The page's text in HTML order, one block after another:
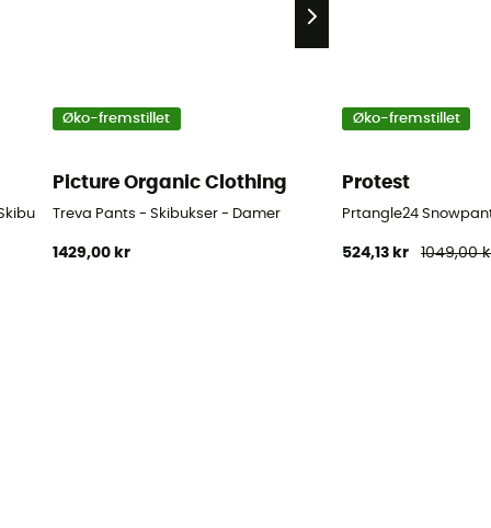
- Damer
Øko-fremstillet
Picture Organic Clothing
Treva Pants - Skibukser - Damer
1429,00 kr
Øko-fremstillet
Protest
Prtangle24
524,13 kr 1049,00